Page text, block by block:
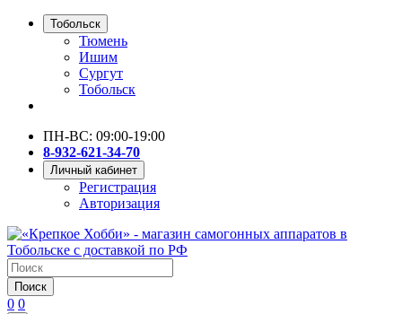
Тобольск
Тюмень
Ишим
Сургут
Тобольск
ПН-ВС: 09:00-19:00
8-932-621-34-70
Личный кабинет
Регистрация
Авторизация
Поиск
0 0